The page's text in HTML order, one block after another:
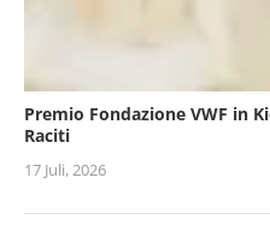
Premio Fondazione VWF in
Raciti
17 Juli, 2026